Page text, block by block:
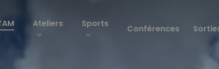
Ateliers Sports Conférences